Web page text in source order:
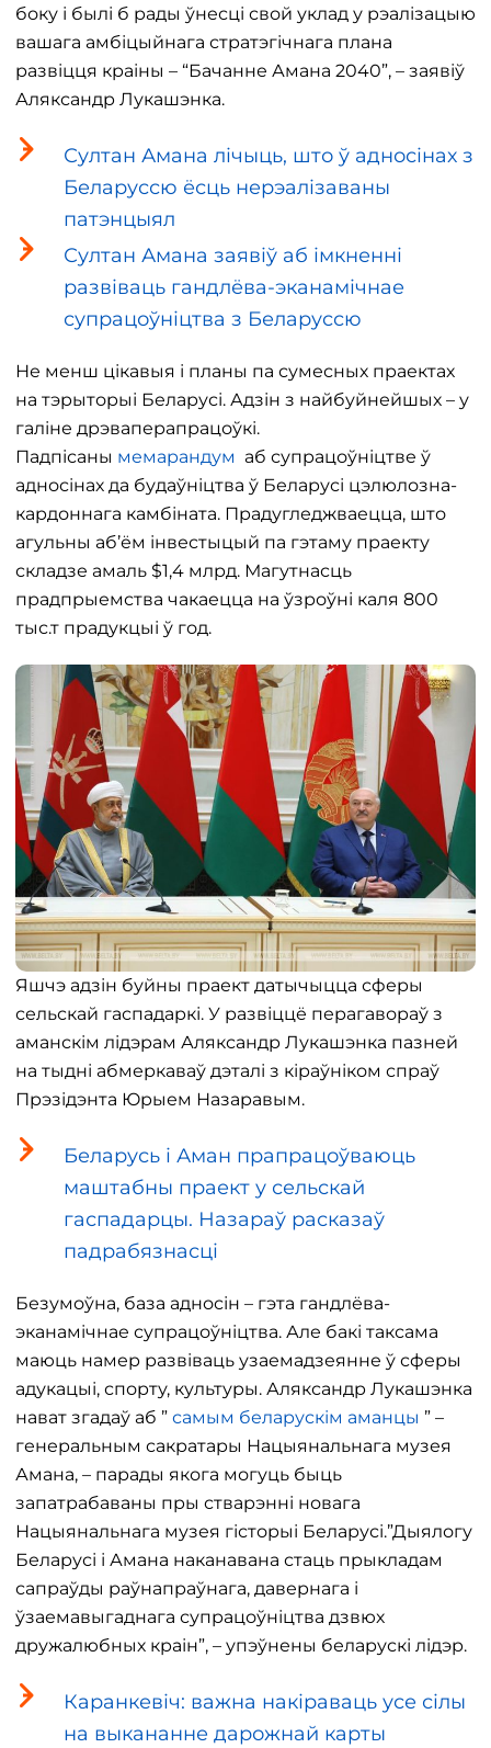
боку і былі б рады ўнесці свой уклад у рэалізацыю
вашага амбіцыйнага стратэгічнага плана
развіцця краіны – “Бачанне Амана 2040”, – заявіў
Аляксандр Лукашэнка.
Султан Амана лічыць, што ў адносінах з
Беларуссю ёсць нерэалізаваны
патэнцыял
Султан Амана заявіў аб імкненні
развіваць гандлёва-эканамічнае
супрацоўніцтва з Беларуссю
Не менш цікавыя і планы па сумесных праектах
на тэрыторыі Беларусі. Адзін з найбуйнейшых – у
галіне дрэваперапрацоўкі.
Падпісаны мемарандум аб супрацоўніцтве ў
адносінах да будаўніцтва ў Беларусі цэлюлозна-
кардоннага камбіната. Прадугледжваецца, што
агульны аб’ём інвестыцый па гэтаму праекту
складзе амаль $1,4 млрд. Магутнасць
прадпрыемства чакаецца на ўзроўні каля 800
тыс.т прадукцыі ў год.
Яшчэ адзін буйны праект датычыцца сферы
сельскай гаспадаркі. У развіццё перагавораў з
аманскім лідэрам Аляксандр Лукашэнка пазней
на тыдні абмеркаваў дэталі з кіраўніком спраў
Прэзідэнта Юрыем Назаравым.
Беларусь і Аман прапрацоўваюць
маштабны праект у сельскай
гаспадарцы. Назараў расказаў
падрабязнасці
Безумоўна, база адносін – гэта гандлёва-
эканамічнае супрацоўніцтва. Але бакі таксама
маюць намер развіваць узаемадзеянне ў сферы
адукацыі, спорту, культуры. Аляксандр Лукашэнка
нават згадаў аб ” самым беларускім аманцы ” –
генеральным сакратары Нацыянальнага музея
Амана, – парады якога могуць быць
запатрабаваны пры стварэнні новага
Нацыянальнага музея гісторыі Беларусі.”Дыялогу
Беларусі і Амана наканавана стаць прыкладам
сапраўды раўнапраўнага, давернага і
ўзаемавыгаднага супрацоўніцтва дзвюх
дружалюбных краін”, – упэўнены беларускі лідэр.
Каранкевіч: важна накіраваць усе сілы
на выкананне дарожнай карты